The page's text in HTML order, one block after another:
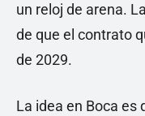
un reloj de arena.
de que el contrato
de 2029.
La idea en Boca es